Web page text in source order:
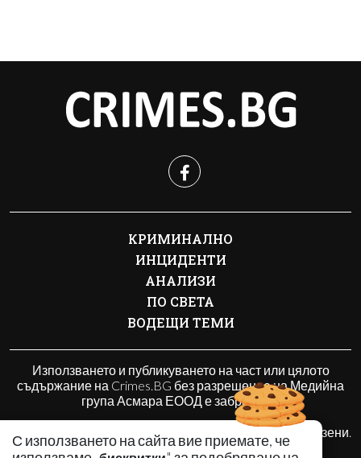
С използването на сайта вие приемате, че
КРИМИНАЛНО
ИНЦИДЕНТИ
АНАЛИЗИ
ПО СВЕТА
ВОДЕЩИ ТЕМИ
Използването и публикуването на част или цялото
съдържание на Crimes.BG без разрешение на Медийна
група Асмара ЕООД е забранено.
© 2010 - 2026 | Crimes.BG. Всички права запазени.